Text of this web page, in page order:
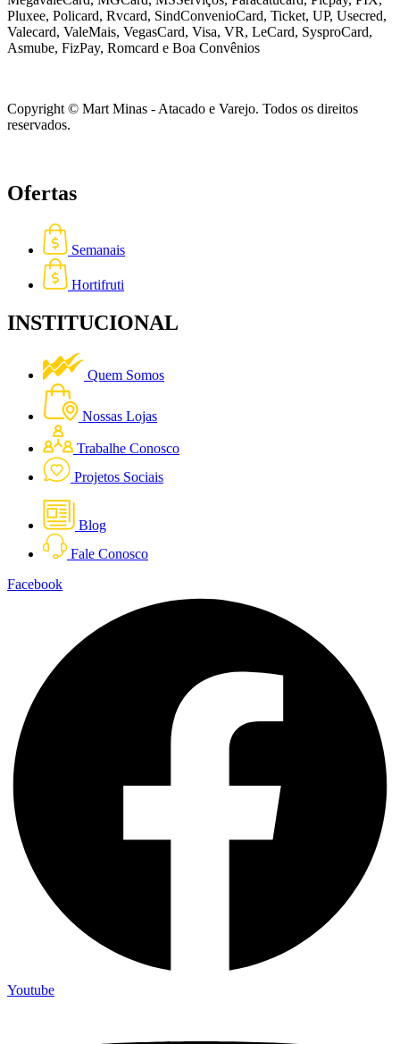
Pluxee, Policard, Rvcard, SindConvenioCard, Ticket, UP, Usecred,
Valecard, ValeMais, VegasCard, Visa, VR, LeCard, SysproCard,
Asmube, FizPay, Romcard e Boa Convênios
Copyright © Mart Minas - Atacado e Varejo. Todos os direitos
reservados.
Ofertas
Semanais
Hortifruti
INSTITUCIONAL
Quem Somos
Nossas Lojas
Trabalhe Conosco
Projetos Sociais
Blog
Fale Conosco
Facebook
Youtube